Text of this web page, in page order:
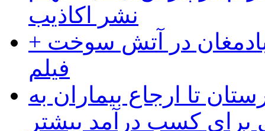
نشر اکاذیب
در آتش سوخت +
فیلم
تا ارجاع بیماران به
کسب درآمد بیشتر